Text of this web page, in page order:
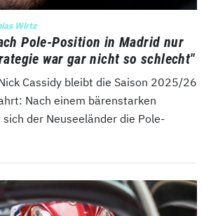
Wirtz
Pole-Position in Madrid nur
war gar nicht so schlecht"
Cassidy bleibt die Saison 2025/26
Nach einem bärenstarken
sich der Neuseeländer die Pole-